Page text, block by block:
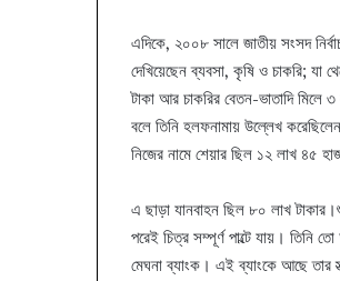
এদিকে, ২০০৮ সালে জাতীয় সংসদ
দেখিয়েছেন ব্যবসা, কৃষি ও চাকরি; যা
টাকা আর চাকরির বেতন-ভাতাদি মিলে
বলে তিনি হলফনামায় উল্লেখ
নিজের নামে শেয়ার ছিল ১২ লাখ ৪৫
এ ছাড়া যানবাহন ছিল ৮০ লাখ
পরেই চিত্র সম্পূর্ণ পাল্টে যায়। তিনি
মেঘনা ব্যাংক। এই ব্যাংকে আছে